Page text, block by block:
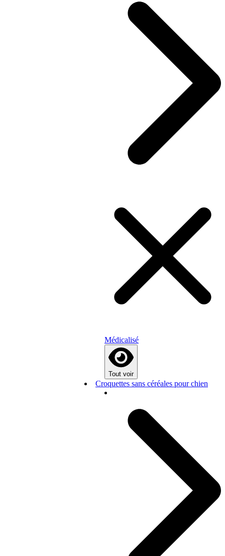
Médicalisé
Tout voir
Croquettes sans céréales pour chien